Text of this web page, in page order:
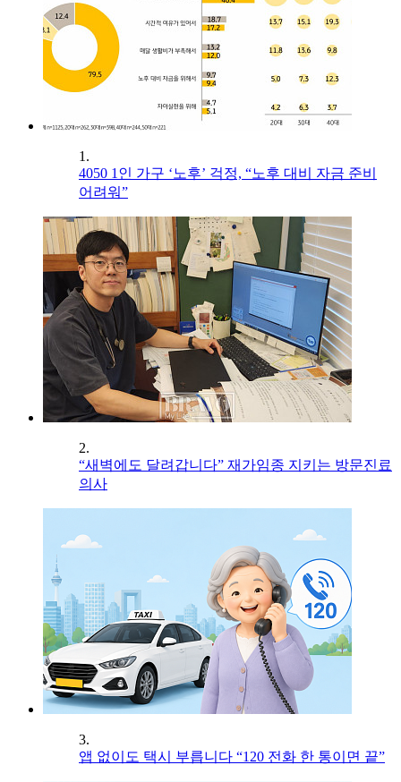
1.
4050 1인 가구 ‘노후’ 걱정, “노후 대비 자금 준비
어려워”
2.
“새벽에도 달려갑니다” 재가임종 지키는 방문진료
의사
3.
앱 없이도 택시 부릅니다 “120 전화 한 통이면 끝”